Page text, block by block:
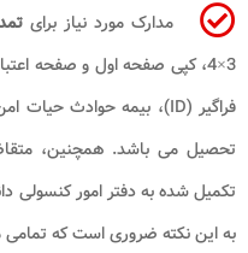
مدارک مورد نیاز برای
3×4، کپی صفحه اول و صفحه اعتبار گذرنامه، کپی صفحه
فراگیر (ID)، بیمه حوادث حیات امن، و
تحصیل می باشد. همچنین،
تکمیل شده به دفتر امور کنسولی
به این نکته ضروری است که